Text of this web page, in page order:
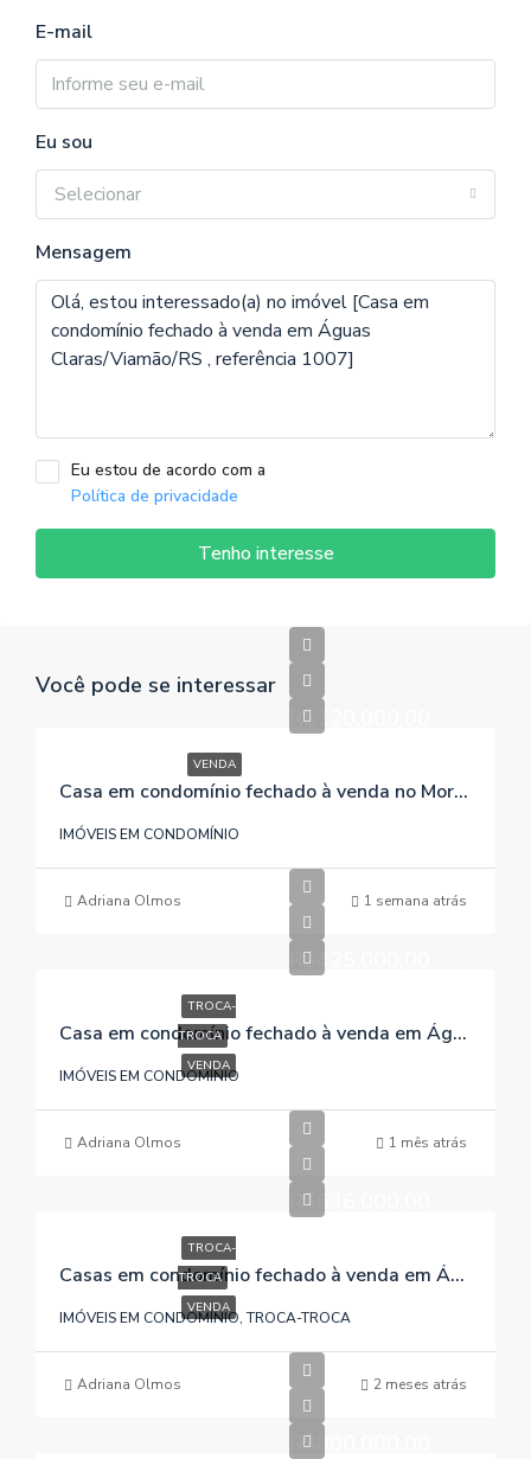
E-mail
Eu sou
Selecionar
Mensagem
Eu estou de acordo com a
Política de privacidade
Tenho interesse
Você pode se interessar
VENDA
R$120.000,00
Casa em condomínio fechado à venda no Morro Grande / Viamão / RS, referência 239
IMÓVEIS EM CONDOMÍNIO
Adriana Olmos 1 semana atrás
TROCA-
TROCA
VENDA
R$425.000,00
Casa em condomínio fechado à venda em Águas Claras / Viamão / RS, referência 307
IMÓVEIS EM CONDOMÍNIO
Adriana Olmos 1 mês atrás
TROCA-
TROCA
VENDA
R$636.000,00
Casas em condomínio fechado à venda em Águas Claras/Viamão/RS , referência 598
IMÓVEIS EM CONDOMÍNIO, TROCA-TROCA
Adriana Olmos 2 meses atrás
R$800.000,00